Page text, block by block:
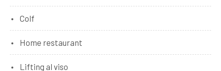
Colf
Home restaurant
Lifting al viso